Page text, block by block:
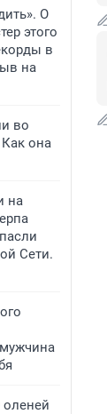
О
этого
в
на
во
она
на
Сети.